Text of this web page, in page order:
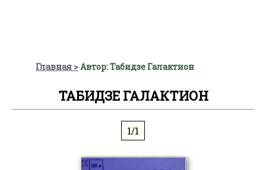
Главная Автор: Табидзе Галактион
ТАБИДЗЕ ГАЛАКТИОН
1/1